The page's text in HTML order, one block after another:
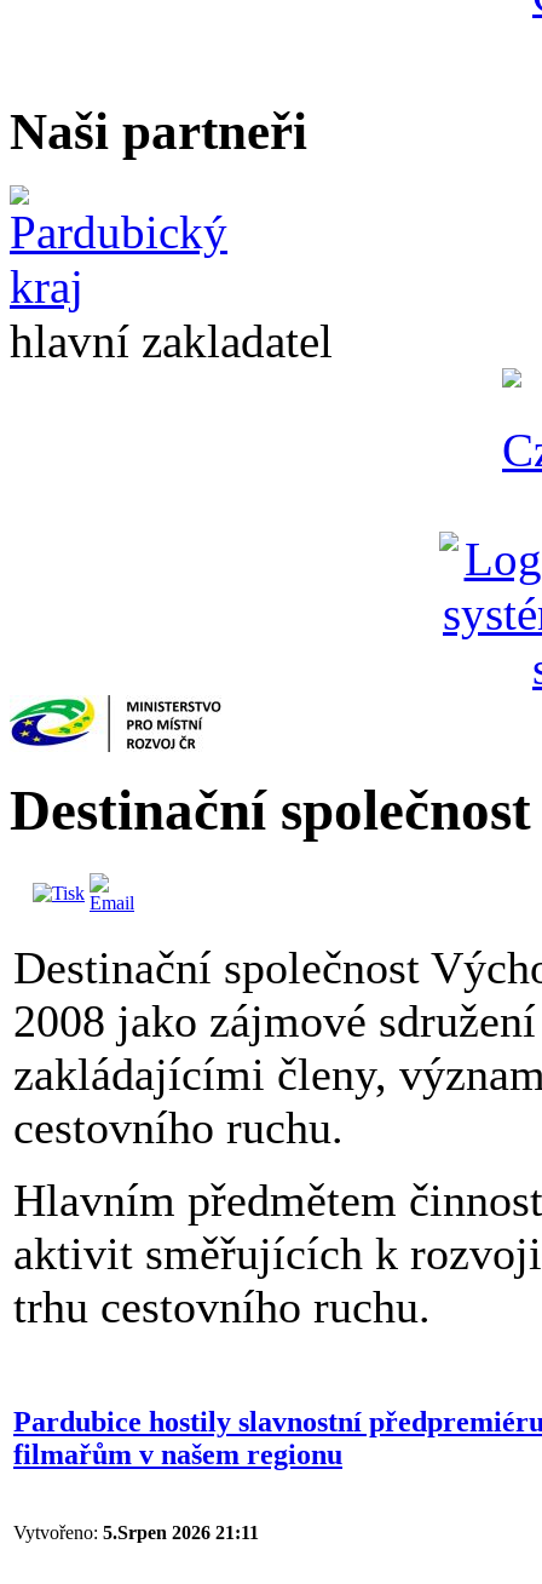
Naši partneři
hlavní zakladatel
Destinační
Destinační společnost
2008 jako zájmové
zakládajícími členy,
cestovního ruchu.
Hlavním předmětem
aktivit směřujících k rozvoji
trhu cestovního ruchu.
Pardubice hostily slavnostní
filmařům v našem regionu
Vytvořeno: 5.Srpen 2026 21:11